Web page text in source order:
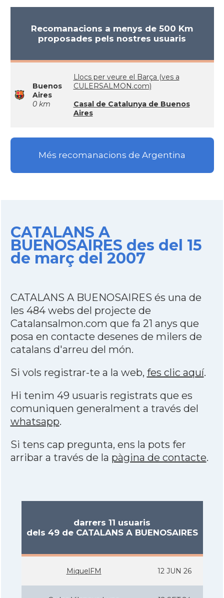
Recomanacions a menys de 500 Km
proposades pels nostres usuaris
Buenos
Aires
0 km
Llocs per veure el Barça (ves a
CULERSALMON.com)
Casal de Catalunya de Buenos
Aires
Més recomanacions de Argentina
CATALANS A
BUENOSAIRES des del 15
de març del 2007
CATALANS A BUENOSAIRES és una de
les 484 webs del projecte de
Catalansalmon.com que fa 21 anys que
posa en contacte desenes de milers de
catalans d'arreu del món.
Si vols registrar-te a la web, fes clic aquí.
Hi tenim 49 usuaris registrats que es
comuniquen generalment a través del
whatsapp.
Si tens cap pregunta, ens la pots fer
arribar a través de la pàgina de contacte.
darrers 11 usuaris
dels 49 de CATALANS A BUENOSAIRES
MiquelFM 12 JUN 26